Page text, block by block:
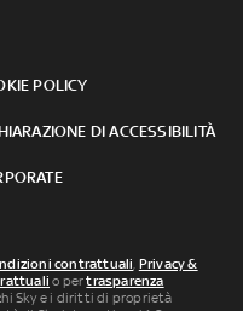
POLICY
DI ACCESSIBILITÀ
contrattuali Privacy &
o pertrasparenza
Sky e i diritti di proprietà